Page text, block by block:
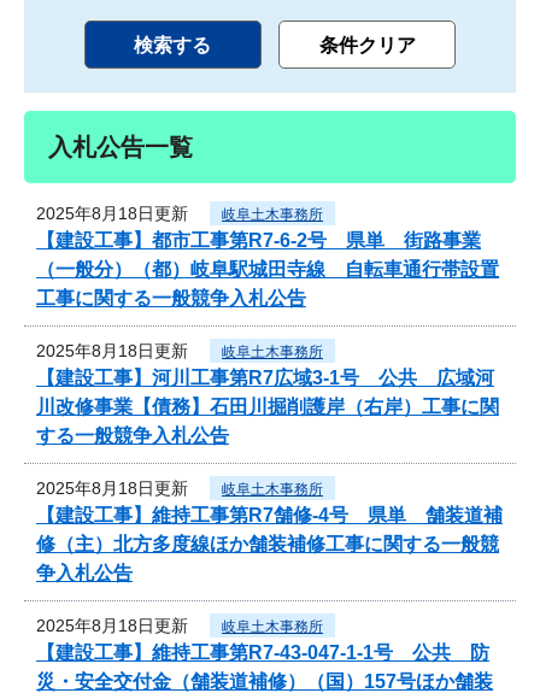
入札公告一覧
2025年8月18日更新 岐阜土木事務所
【建設工事】都市工事第R7-6-2号 県単 街路事業
（一般分）（都）岐阜駅城田寺線 自転車通行帯設置
工事に関する一般競争入札公告
2025年8月18日更新 岐阜土木事務所
【建設工事】河川工事第R7広域3-1号 公共 広域河
川改修事業【債務】石田川掘削護岸（右岸）工事に関
する一般競争入札公告
2025年8月18日更新 岐阜土木事務所
【建設工事】維持工事第R7舗修-4号 県単 舗装道補
修（主）北方多度線ほか舗装補修工事に関する一般競
争入札公告
2025年8月18日更新 岐阜土木事務所
【建設工事】維持工事第R7-43-047-1-1号 公共 防
災・安全交付金（舗装道補修）（国）157号ほか舗装